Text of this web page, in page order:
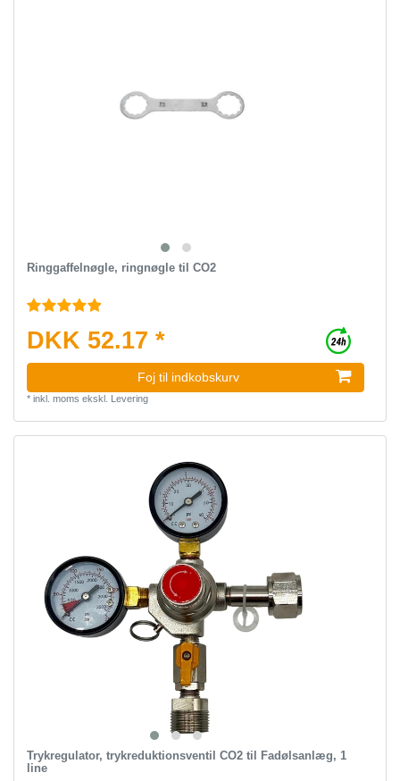
Ringgaffelnøgle, ringnøgle til CO2
DKK 52.17 *
Foj til indkobskurv
* inkl. moms ekskl. Levering
Trykregulator, trykreduktionsventil CO2 til Fadølsanlæg, 1
line